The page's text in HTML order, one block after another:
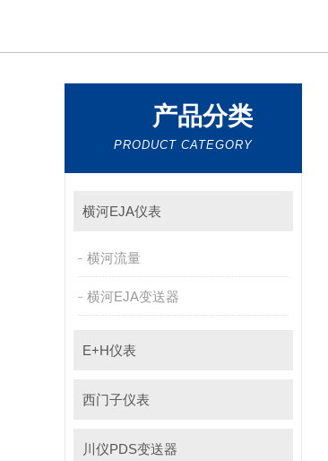
产品分类
PRODUCT CATEGORY
横河EJA仪表
横河流量
横河EJA变送器
E+H仪表
西门子仪表
川仪PDS变送器